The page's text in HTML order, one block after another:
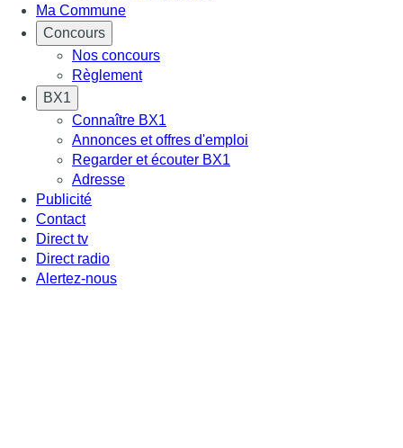
Ma Commune
Concours
Nos concours
Règlement
BX1
Connaître BX1
Annonces et offres d'emploi
Regarder et écouter BX1
Adresse
Publicité
Contact
Direct tv
Direct radio
Alertez-nous